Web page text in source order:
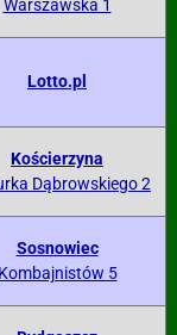
Warszawska 1
Lotto.pl
Kościerzyna
Dąbrowskiego 2
Sosnowiec
Kombajnistów 5